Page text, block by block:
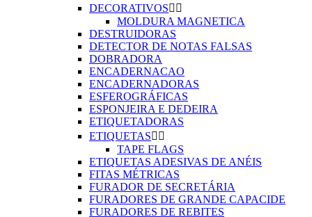
DECORATIVOS 
MOLDURA MAGNETICA
DESTRUIDORAS
DETECTOR DE NOTAS FALSAS
DOBRADORA
ENCADERNACAO
ENCADERNADORAS
ESFEROGRÁFICAS
ESPONJEIRA E DEDEIRA
ETIQUETADORAS
ETIQUETAS 
TAPE FLAGS
ETIQUETAS ADESIVAS DE ANÉIS
FITAS MÉTRICAS
FURADOR DE SECRETÁRIA
FURADORES DE GRANDE CAPACIDE
FURADORES DE REBITES